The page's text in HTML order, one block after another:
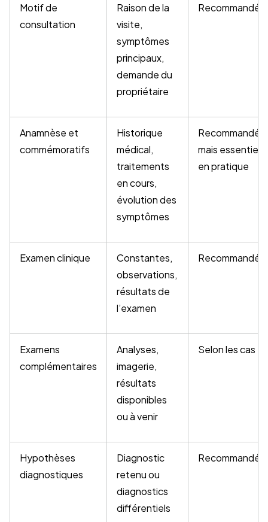
Motif de
consultation
Raison de la
visite,
symptômes
principaux,
demande du
propriétaire
Recommandé
Anamnèse et
commémoratifs
Historique
médical,
traitements
en cours,
évolution des
symptômes
Recommandé
mais essentiel
en pratique
Examen clinique
Constantes,
observations,
résultats de
l’examen
Recommandé
Examens
complémentaires
Analyses,
imagerie,
résultats
disponibles
ou à venir
Selon les cas
Hypothèses
diagnostiques
Diagnostic
retenu ou
diagnostics
différentiels
Recommandé